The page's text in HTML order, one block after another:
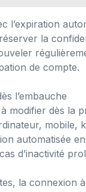
l’expiration
la
de compte.
l’embauche
modifier dès la
mobile,
automatisée en
d’inactivité
la connexion